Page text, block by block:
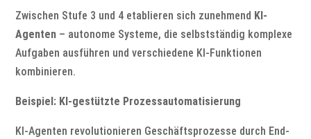
Zwischen Stufe 3 und 4 etablieren sich zunehmend KI-
Agenten – autonome Systeme, die selbstständig komplexe
Aufgaben ausführen und verschiedene KI-Funktionen
kombinieren.
Beispiel: KI-gestützte Prozessautomatisierung
KI-Agenten revolutionieren Geschäftsprozesse durch End-